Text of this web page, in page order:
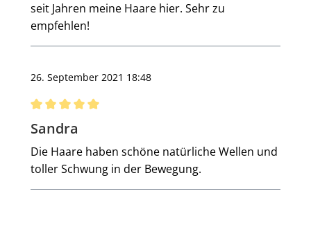
seit Jahren meine Haare hier. Sehr zu
empfehlen!
26. September 2021 18:48
Bewertung mit 5 von 5 Sternen
Sandra
Die Haare haben schöne natürliche Wellen und
toller Schwung in der Bewegung.